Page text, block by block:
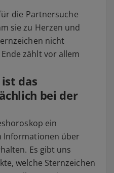
die Partnersuche
sie zu Herzen und
nicht
zählt vor allem
das
bei der
ein
Informationen über
Es gibt uns
welche Sternzeichen